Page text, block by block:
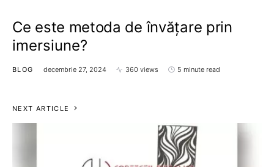
Ce este metoda de învățare prin
imersiune?
BLOG decembrie 27, 2024 360 views 5 minute read
NEXT ARTICLE